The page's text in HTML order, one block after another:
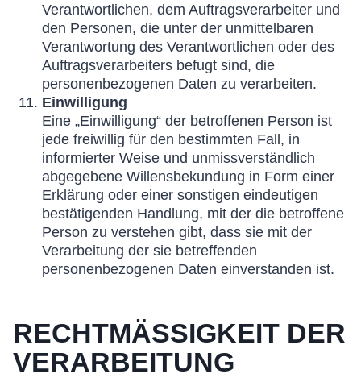
Verantwortlichen, dem Auftragsverarbeiter und
den Personen, die unter der unmittelbaren
Verantwortung des Verantwortlichen oder des
Auftragsverarbeiters befugt sind, die
personenbezogenen Daten zu verarbeiten.
Einwilligung
Eine „Einwilligung“ der betroffenen Person ist
jede freiwillig für den bestimmten Fall, in
informierter Weise und unmissverständlich
abgegebene Willensbekundung in Form einer
Erklärung oder einer sonstigen eindeutigen
bestätigenden Handlung, mit der die betroffene
Person zu verstehen gibt, dass sie mit der
Verarbeitung der sie betreffenden
personenbezogenen Daten einverstanden ist.
RECHTMÄSSIGKEIT DER V
ERARBEITUNG